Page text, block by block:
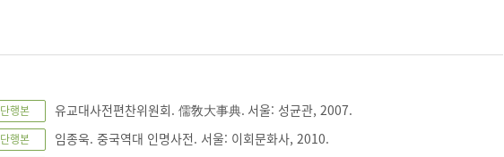
단행본 유교대사전편찬위원회. 儒敎大事典. 서울: 성균관, 2007.
단행본 임종욱. 중국역대 인명사전. 서울: 이회문화사, 2010.